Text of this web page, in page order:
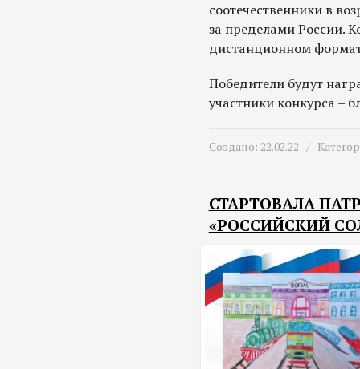
соотечественники в
за пределами России.
дистанционном
Победители будут
участники конкурса –
Создано: 22.02.22 /
СТАРТОВАЛА
«РОССИЙСКИЙ